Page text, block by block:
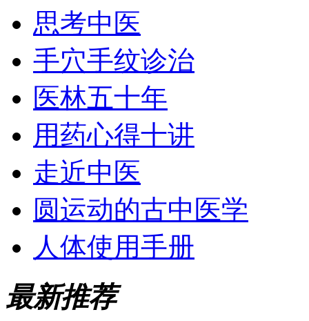
思考中医
手穴手纹诊治
医林五十年
用药心得十讲
走近中医
圆运动的古中医学
人体使用手册
最新推荐